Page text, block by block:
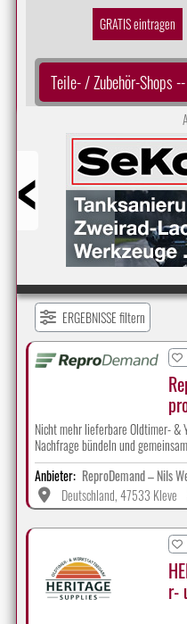
GRATIS eintragen
Teile- / Zubehör-Shops --
ERGEBNISSE filtern
Nicht mehr lieferbare Oldtimer- &
Nachfrage bündeln und
Anbieter: ReproDemand – Nils
Deutschland, 47533 Kleve
r-